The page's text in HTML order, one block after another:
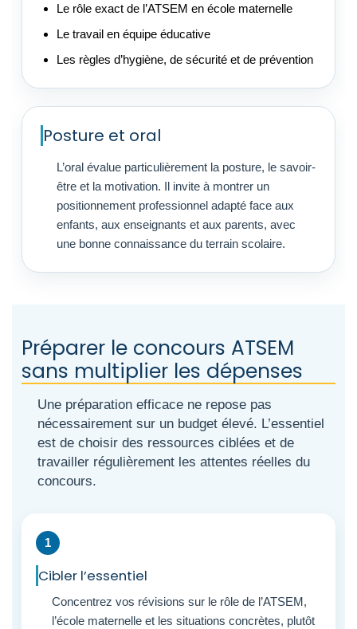
Le rôle exact de l’ATSEM en école maternelle
Le travail en équipe éducative
Les règles d’hygiène, de sécurité et de prévention
Posture et oral
L’oral évalue particulièrement la posture, le savoir-
être et la motivation. Il invite à montrer un
positionnement professionnel adapté face aux
enfants, aux enseignants et aux parents, avec
une bonne connaissance du terrain scolaire.
Préparer le concours ATSEM
sans multiplier les dépenses
Une préparation efficace ne repose pas
nécessairement sur un budget élevé. L’essentiel
est de choisir des ressources ciblées et de
travailler régulièrement les attentes réelles du
concours.
Cibler l’essentiel
Concentrez vos révisions sur le rôle de l’ATSEM,
l’école maternelle et les situations concrètes, plutôt